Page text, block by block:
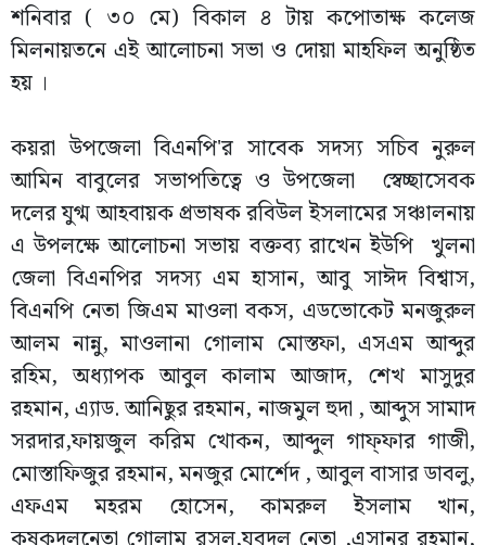
শনিবার ( ৩০ মে) বিকাল ৪ টায় কপোতাক্ষ কলেজ
মিলনায়তনে এই আলোচনা সভা ও দোয়া মাহফিল অনুষ্ঠিত
হয় ।
কয়রা উপজেলা বিএনপি'র সাবেক সদস্য সচিব নুরুল
আমিন বাবুলের সভাপতিত্বে ও উপজেলা স্বেচ্ছাসেবক
দলের যুগ্ম আহবায়ক প্রভাষক রবিউল ইসলামের সঞ্চালনায়
এ উপলক্ষে আলোচনা সভায় বক্তব্য রাখেন ইউপি খুলনা
জেলা বিএনপির সদস্য এম হাসান, আবু সাঈদ বিশ্বাস,
বিএনপি নেতা জিএম মাওলা বকস, এডভোকেট মনজুরুল
আলম নান্নু, মাওলানা গোলাম মোস্তফা, এসএম আব্দুর
রহিম, অধ্যাপক আবুল কালাম আজাদ, শেখ মাসুদুর
রহমান, এ্যাড. আনিছুর রহমান, নাজমুল হুদা , আব্দুস সামাদ
সরদার,ফায়জুল করিম খোকন, আব্দুল গাফ্ফার গাজী,
মোস্তাফিজুর রহমান, মনজুর মাের্শেদ , আবুল বাসার ডাবলু,
এফএম মহরম হোসেন, কামরুল ইসলাম খান,